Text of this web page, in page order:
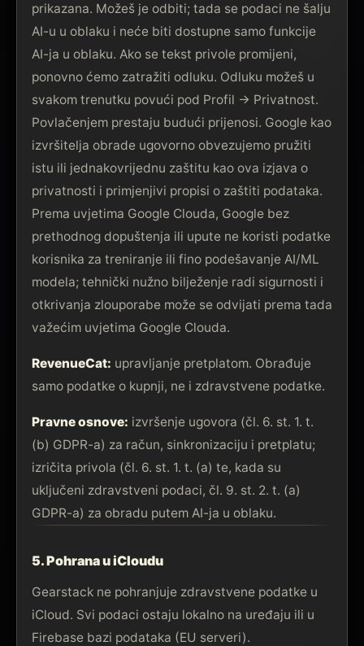
prikazana. Možeš je odbiti; tada se podaci ne šalju
AI-u u oblaku i neće biti dostupne samo funkcije
AI-ja u oblaku. Ako se tekst privole promijeni,
ponovno ćemo zatražiti odluku. Odluku možeš u
svakom trenutku povući pod Profil → Privatnost.
Povlačenjem prestaju budući prijenosi. Google kao
izvršitelja obrade ugovorno obvezujemo pružiti
istu ili jednakovrijednu zaštitu kao ova izjava o
privatnosti i primjenjivi propisi o zaštiti podataka.
Prema uvjetima Google Clouda, Google bez
prethodnog dopuštenja ili upute ne koristi podatke
korisnika za treniranje ili fino podešavanje AI/ML
modela; tehnički nužno bilježenje radi sigurnosti i
otkrivanja zlouporabe može se odvijati prema tada
važećim uvjetima Google Clouda.
RevenueCat: upravljanje pretplatom. Obrađuje
samo podatke o kupnji, ne i zdravstvene podatke.
Pravne osnove: izvršenje ugovora (čl. 6. st. 1. t.
(b) GDPR-a) za račun, sinkronizaciju i pretplatu;
izričita privola (čl. 6. st. 1. t. (a) te, kada su
uključeni zdravstveni podaci, čl. 9. st. 2. t. (a)
GDPR-a) za obradu putem AI-ja u oblaku.
5. Pohrana u iCloudu
Gearstack ne pohranjuje zdravstvene podatke u
iCloud. Svi podaci ostaju lokalno na uređaju ili u
Firebase bazi podataka (EU serveri).